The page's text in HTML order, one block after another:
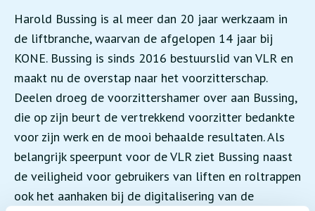
Harold Bussing is al meer dan 20 jaar werkzaam in
de liftbranche, waarvan de afgelopen 14 jaar bij
KONE. Bussing is sinds 2016 bestuurslid van VLR en
maakt nu de overstap naar het voorzitterschap.
Deelen droeg de voorzittershamer over aan Bussing,
die op zijn beurt de vertrekkend voorzitter bedankte
voor zijn werk en de mooi behaalde resultaten. Als
belangrijk speerpunt voor de VLR ziet Bussing naast
de veiligheid voor gebruikers van liften en roltrappen
ook het aanhaken bij de digitalisering van de